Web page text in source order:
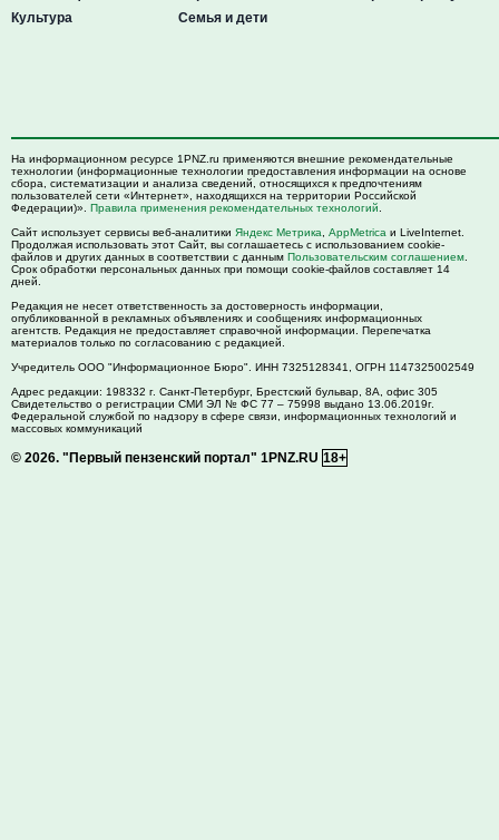
Культура
Семья и дети
На информационном ресурсе 1PNZ.ru применяются внешние рекомендательные
технологии (информационные технологии предоставления информации на основе
сбора, систематизации и анализа сведений, относящихся к предпочтениям
пользователей сети «Интернет», находящихся на территории Российской
Федерации)». Правила применения рекомендательных технологий
Сайт использует сервисы веб-аналитики Яндекс Метрика AppMetrica и LiveInternet.
Продолжая использовать этот Сайт, вы соглашаетесь с использованием cookie-
файлов и других данных в соответствии с данным Пользовательским соглашением
Срок обработки персональных данных при помощи cookie-файлов составляет 14
дней.
Редакция не несет ответственность за достоверность информации,
опубликованной в рекламных объявлениях и сообщениях информационных
агентств. Редакция не предоставляет справочной информации. Перепечатка
материалов только по согласованию с редакцией.
Учредитель ООО "Информационное Бюро". ИНН 7325128341, ОГРН 1147325002549
Адрес редакции: 198332 г. Санкт-Петербург, Брестский бульвар, 8А, офис 305
Свидетельство о регистрации СМИ ЭЛ № ФС 77 – 75998 выдано 13.06.2019г.
Федеральной службой по надзору в сфере связи, информационных технологий и
массовых коммуникаций
© 2026. "Первый пензенский портал" 1PNZ.RU 18+